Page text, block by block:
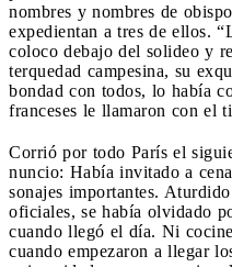
nombres y nombres de
expedientan a tres de ellos.
coloco debajo del solideo y
terquedad campesina, su
bondad con todos, lo había
franceses le llamaron con el
Corrió por todo París el
nuncio: Había invitado a
sonajes importantes.
oficiales, se había olvidado
cuando llegó el día. Ni
cuando empezaron a llegar